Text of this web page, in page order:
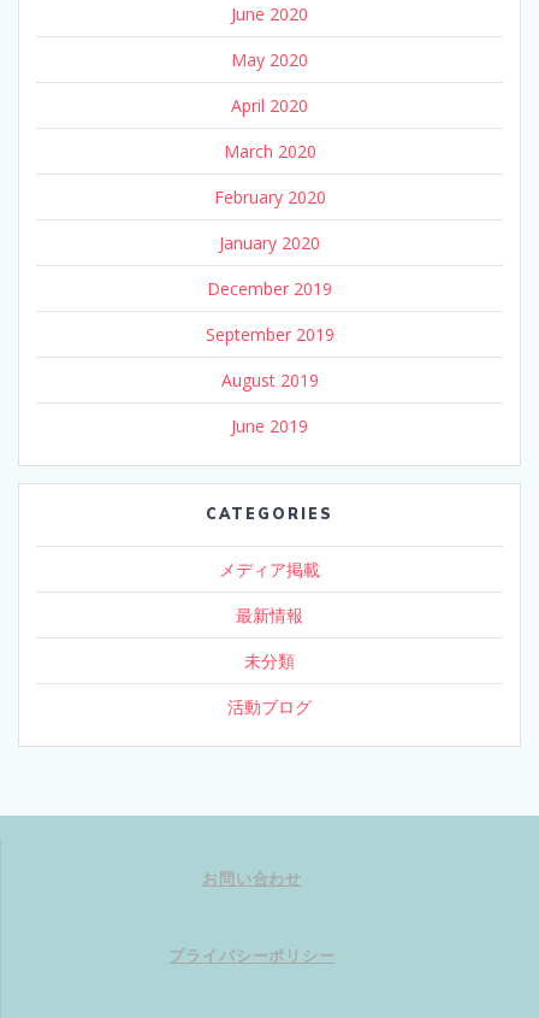
June 2020
May 2020
April 2020
March 2020
February 2020
January 2020
December 2019
September 2019
August 2019
June 2019
CATEGORIES
メディア掲載
最新情報
未分類
活動ブログ
お問い合わせ
プライバシーポリシー